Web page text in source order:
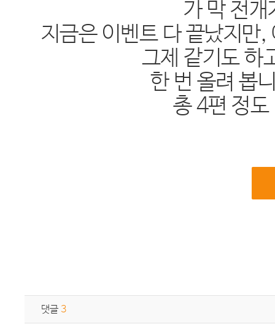
가 막 전
지금은 이벤트 다 끝났지만
그제 같기도 하
한 번 올려 봅
총 4편 정
댓글 3